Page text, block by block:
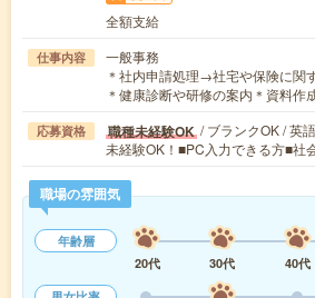
全額支給
仕事内容
一般事務
＊社内申請処理→社宅や保険に関
＊健康診断や研修の案内＊資料
応募資格 職種未経験OK / ブランクOK / 英
未経験OK！■PC入力できる方■社
職場の雰囲気
年齢層
20代
30代 40代